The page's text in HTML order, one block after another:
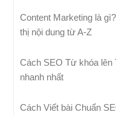
Content Marketing là
thị nội dung từ A-Z
Cách SEO Từ khóa lên
nhanh nhất
Cách Viết bài Chuẩn